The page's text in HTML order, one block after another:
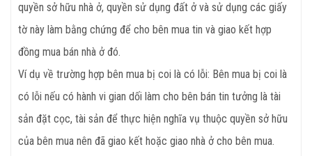
quyền sở hữu nhà ở, quyền sử dụng đất ở và sử dụng các giấy
tờ này làm bằng chứng để cho bên mua tin và giao kết hợp
đồng mua bán nhà ở đó.
Ví dụ về trường hợp bên mua bị coi là có lỗi: Bên mua bị coi là
có lỗi nếu có hành vi gian dối làm cho bên bán tin tưởng là tài
sản đặt cọc, tài sản để thực hiện nghĩa vụ thuộc quyền sở hữu
của bên mua nên đã giao kết hoặc giao nhà ở cho bên mua.